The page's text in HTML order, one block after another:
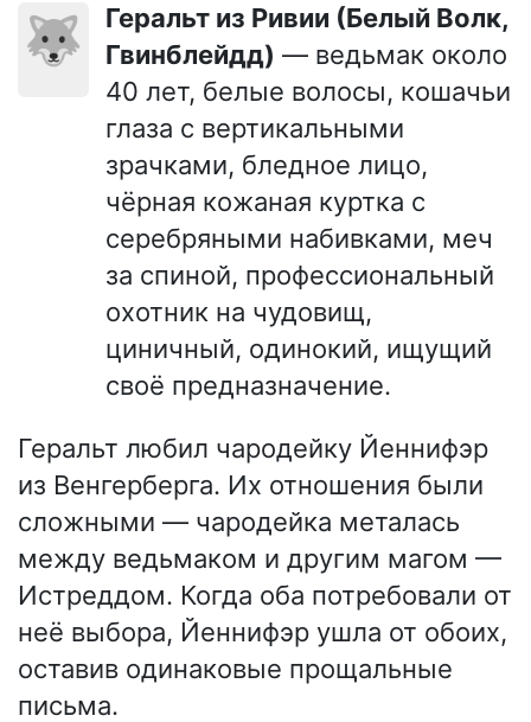
🐺
Геральт из Ривии (Белый Волк,
Гвинблейдд) — ведьмак около
40 лет, белые волосы, кошачьи
глаза с вертикальными
зрачками, бледное лицо,
чёрная кожаная куртка с
серебряными набивками, меч
за спиной, профессиональный
охотник на чудовищ,
циничный, одинокий, ищущий
своё предназначение.
Геральт любил чародейку Йеннифэр
из Венгерберга. Их отношения были
сложными — чародейка металась
между ведьмаком и другим магом —
Истреддом. Когда оба потребовали от
неё выбора, Йеннифэр ушла от обоих,
оставив одинаковые прощальные
письма.